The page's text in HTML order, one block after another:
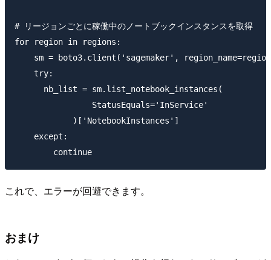
# リージョンごとに稼働中のノートブックインスタンスを取得
for region in regions:
sm = boto3.client('sagemaker',
    try:
      nb_list = sm.list_notebook_instances(
                StatusEquals='InService'
            )['NotebookInstances']
    except:
これで、エラーが回避できます。
おまけ